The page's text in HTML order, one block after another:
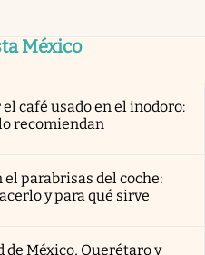
México
café usado en el inodoro:
recomiendan
parabrisas del coche:
y para qué sirve
de México, Querétaro y